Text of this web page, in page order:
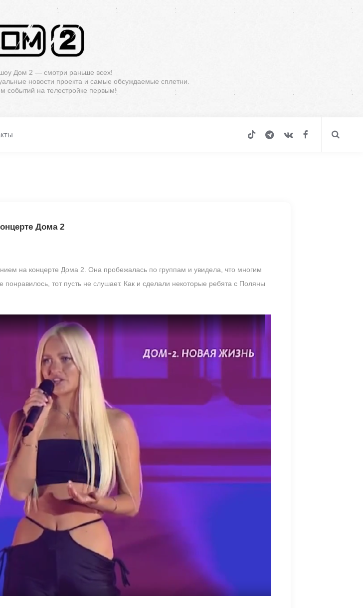
Дом 2 — смотри раньше всех!
новости проекта и самые обсуждаемые сплетни.
событий на телестройке первым!
Дома 2
на концерте Дома 2. Она пробежалась по группам и увидела, что многим
тот пусть не слушает. Как и сделали некоторые ребята с Поляны